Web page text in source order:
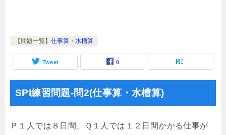
【問題一覧】 仕事算・水槽算
Tweet 0
SPI練習問題-問2(仕事算・水槽算)
Ｐ１人では８日間、Ｑ１人では１２日間かかる仕事が